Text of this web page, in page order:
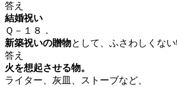
答え
結婚祝い
Ｑ－１８．
新築祝いの贈物として、ふさわしくない
答え
火を想起させる物。
ライター、灰皿、ストーブなど、